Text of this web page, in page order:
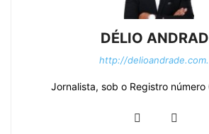
DÉLIO
http://
Jornalista, sob o Registro